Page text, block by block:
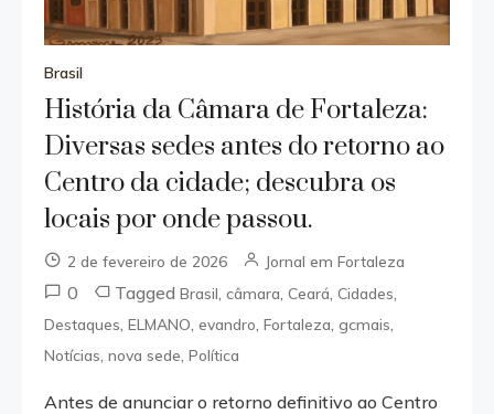
Brasil
História da Câmara de Fortaleza:
Diversas sedes antes do retorno ao
Centro da cidade; descubra os
locais por onde passou.
2 de fevereiro de 2026 Jornal em Fortaleza
0 TaggedBrasil ,câmara ,Ceará ,Cidades
Destaques ,ELMANO ,evandro ,Fortaleza ,gcmais
Notícias ,nova sede ,Política
Antes de anunciar o retorno definitivo ao Centro